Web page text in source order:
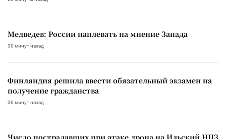
Медведев: России наплевать на мнение Запада
30 минут назад
Финляндия решила ввести обязательный экзамен на
получение гражданства
36 минут назад
Число пострадавших при атаке дрона на Ильский НПЗ